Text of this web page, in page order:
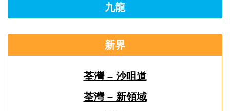
九龍
新界
荃灣 – 沙咀道
荃灣 – 新領域